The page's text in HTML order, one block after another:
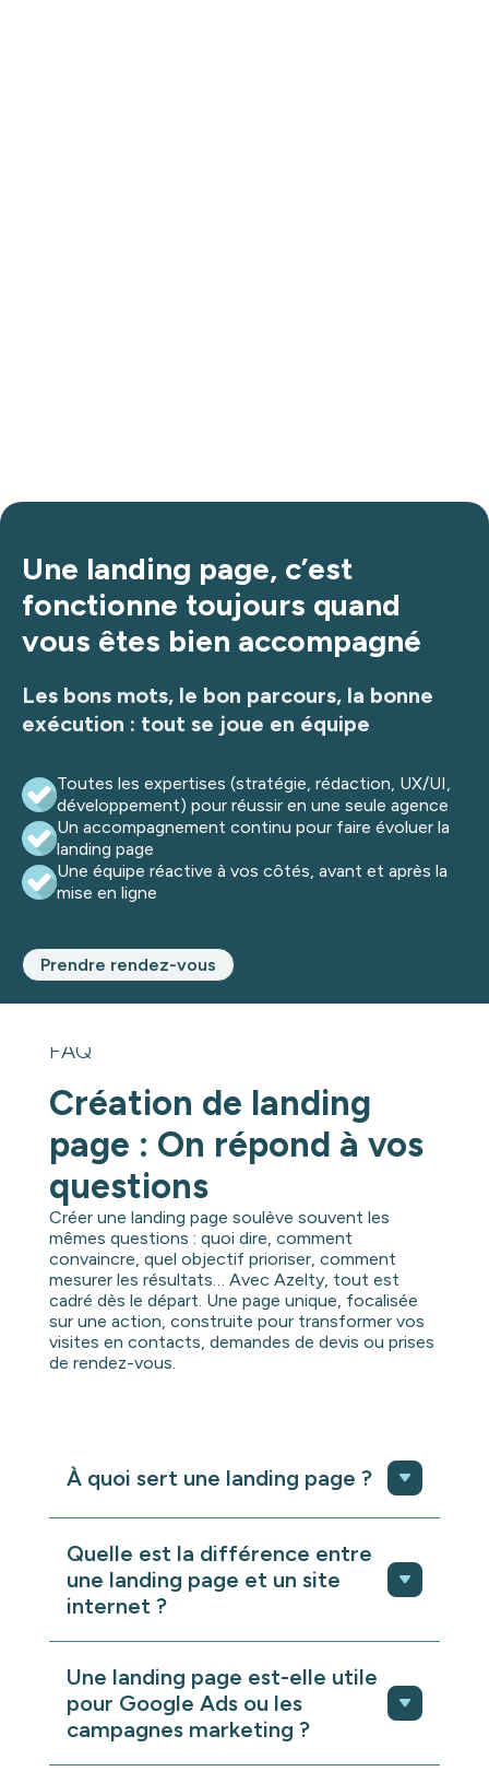
Une landing page, c’est
fonctionne toujours quand
vous êtes bien accompagné
Les bons mots, le bon parcours, la bonne
exécution : tout se joue en équipe
Toutes les expertises (stratégie, rédaction, UX/UI,
développement) pour réussir en une seule agence
Un accompagnement continu pour faire évoluer la
landing page
Une équipe réactive à vos côtés, avant et après la
mise en ligne
Prendre rendez-vous
FAQ
Création de landing
page : On répond à vos
questions
Créer une landing page soulève souvent les
mêmes questions : quoi dire, comment
convaincre, quel objectif prioriser, comment
mesurer les résultats… Avec Azelty, tout est
cadré dès le départ. Une page unique, focalisée
sur une action, construite pour transformer vos
visites en contacts, demandes de devis ou prises
de rendez-vous.
À quoi sert une landing page ?
mesurable : générer des contacts,
déclencher une prise de rendez-vous,
vendre un produit ou valider l’intérêt pour
une offre.
Contrairement à une page classique, elle
navigation inutile ni distraction. Tout est
pensé pour guider l’utilisateur vers une
action précise.
Quelle est la différence entre
une landing page et un site
internet ?
présenter l’entreprise, ses offres, ses
valeurs et rassurer sur le long terme.
Une landing page, elle, répond à un objectif
ponctuel et ciblé. Elle est souvent utilisée
dans le cadre d’une campagne marketing,
Une landing page est-elle utile
pour Google Ads ou les
campagnes marketing ?